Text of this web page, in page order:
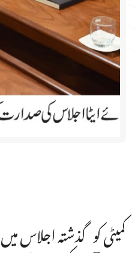
کمیٹی کو گذشتہ اجلاس